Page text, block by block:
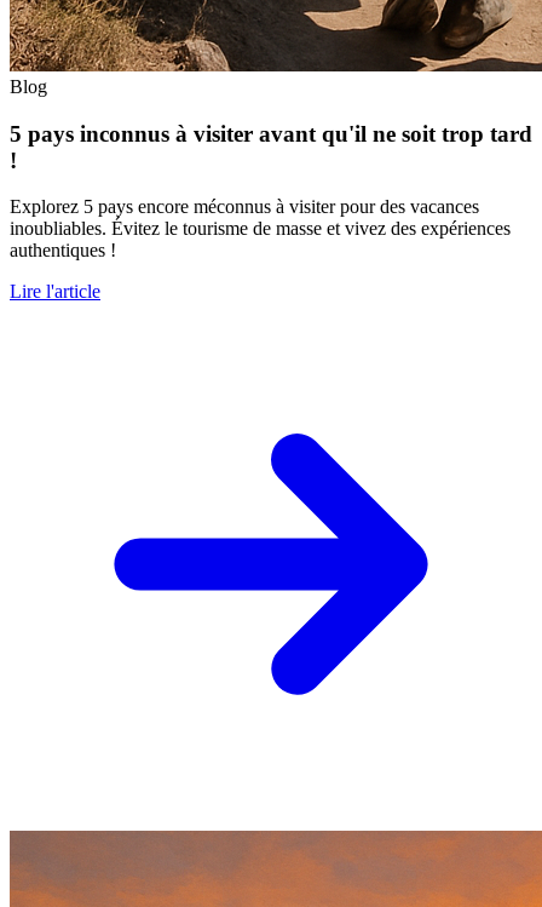
Blog
5 pays inconnus à visiter avant qu'il ne soit trop tard
!
Explorez 5 pays encore méconnus à visiter pour des vacances
inoubliables. Évitez le tourisme de masse et vivez des expériences
authentiques !
Lire l'article